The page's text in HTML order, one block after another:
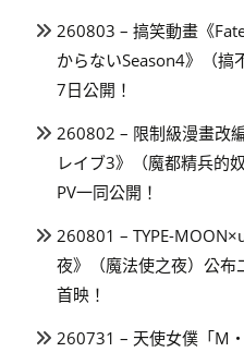
260803 – 搞笑動畫《
からないSeason4》（搞
7日公開！
260802 – 限制級漫畫改
レイブ3》（魔都精兵的
PV一同公開！
260801 – TYPE-
夜》（魔法使之夜）公
首映！
260731 – 天使女僕「M